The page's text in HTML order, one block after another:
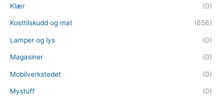
Klær (0)
Kosttilskudd og mat (656)
Lamper og lys (0)
Magasiner (0)
Mobilverkstedet (0)
Mystuff (0)